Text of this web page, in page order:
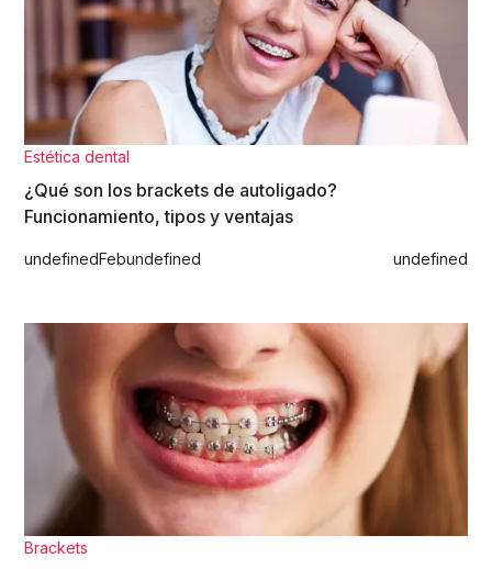
Estética dental
¿Qué son los brackets de autoligado?
Funcionamiento, tipos y ventajas
undefinedFebundefined undefined
Brackets